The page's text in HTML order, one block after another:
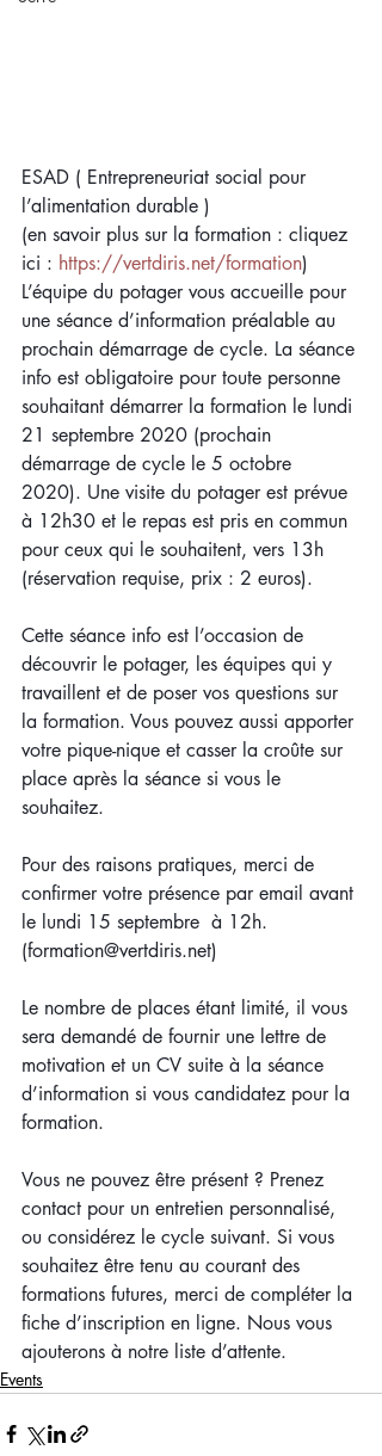
ESAD ( Entrepreneuriat social pour
l’alimentation durable )
(en savoir plus sur la formation : cliquez
ici : https://vertdiris.net/formation)
L’équipe du potager vous accueille pour
une séance d’information préalable au
prochain démarrage de cycle. La séance
info est obligatoire pour toute personne
souhaitant démarrer la formation le lundi
21 septembre 2020 (prochain
démarrage de cycle le 5 octobre
2020). Une visite du potager est prévue
à 12h30 et le repas est pris en commun
pour ceux qui le souhaitent, vers 13h
(réservation requise, prix : 2 euros).
Cette séance info est l’occasion de
découvrir le potager, les équipes qui y
travaillent et de poser vos questions sur
la formation. Vous pouvez aussi apporter
votre pique-nique et casser la croûte sur
place après la séance si vous le
souhaitez.
Pour des raisons pratiques, merci de
confirmer votre présence par email avant
le lundi 15 septembre  à 12h.
(formation@vertdiris.net)
Le nombre de places étant limité, il vous
sera demandé de fournir une lettre de
motivation et un CV suite à la séance
d’information si vous candidatez pour la
formation.
Vous ne pouvez être présent ? Prenez
contact pour un entretien personnalisé,
ou considérez le cycle suivant. Si vous
souhaitez être tenu au courant des
formations futures, merci de compléter la
fiche d’inscription en ligne. Nous vous
ajouterons à notre liste d’attente.
Events